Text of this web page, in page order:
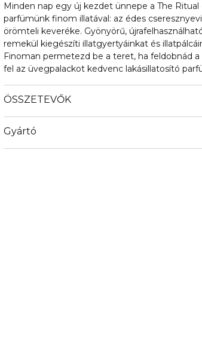
Minden nap egy új kezdet ünnepe a The Ritual
parfümünk finom illatával: az édes
örömteli keveréke. Gyönyörű,
remekül kiegészíti illatgyertyáinkat és
Finoman permetezd be a teret, ha feldobnád
fel az üvegpalackot kedvenc lakásillatosító
ÖSSZETEVŐK
Gyártó